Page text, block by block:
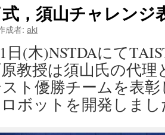
，須山チャレンジ
成者: aki
日(木)NSTDAにて
教授は須山氏の代
ト優勝チームを表
ボットを開発しまし